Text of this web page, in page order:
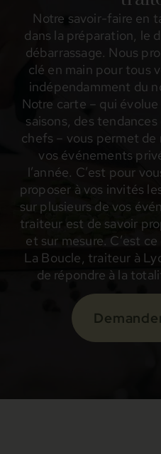
Notre savoir-faire en
dans la préparation, le
débarrassage. Nous
clé en main pour tous
indépendamment du
Notre carte – qui
saisons, des
chefs – vous permet
vos événements
l’année. C’est pour
proposer à vos invités
sur plusieurs de vos
traiteur est de savoir
et sur mesure. C’est
La Boucle, traiteur à
de répondre à la